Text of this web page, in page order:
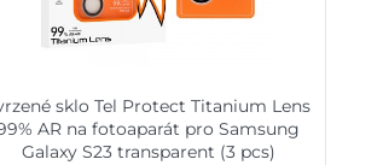
sklo Tel Protect Titanium Lens
AR na fotoaparát pro Samsung
Galaxy S23 transparent (3 pcs)